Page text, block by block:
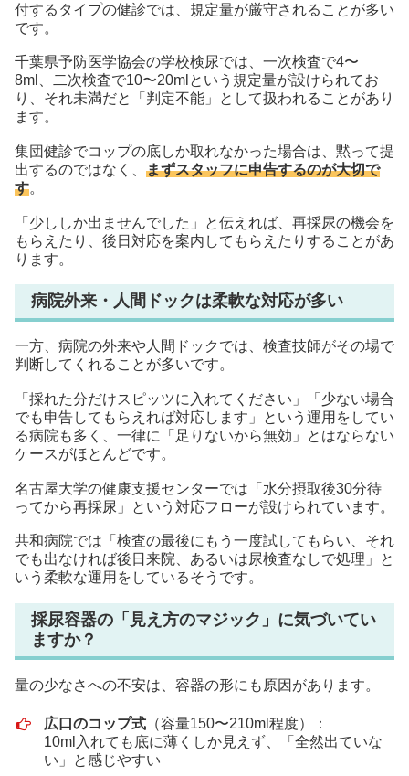
付するタイプの健診では、規定量が厳守されることが多い
です。
千葉県予防医学協会の学校検尿では、一次検査で4〜
8ml、二次検査で10〜20mlという規定量が設けられてお
り、それ未満だと「判定不能」として扱われることがあり
ます。
集団健診でコップの底しか取れなかった場合は、黙って提
出するのではなく、 まずスタッフに申告するのが大切で
す。
「少ししか出ませんでした」と伝えれば、再採尿の機会を
もらえたり、後日対応を案内してもらえたりすることがあ
ります。
病院外来・人間ドックは柔軟な対応が多い
一方、病院の外来や人間ドックでは、検査技師がその場で
判断してくれることが多いです。
「採れた分だけスピッツに入れてください」「少ない場合
でも申告してもらえれば対応します」という運用をしてい
る病院も多く、一律に「足りないから無効」とはならない
ケースがほとんどです。
名古屋大学の健康支援センターでは「水分摂取後30分待
ってから再採尿」という対応フローが設けられています。
共和病院では「検査の最後にもう一度試してもらい、それ
でも出なければ後日来院、あるいは尿検査なしで処理」と
いう柔軟な運用をしているそうです。
採尿容器の「見え方のマジック」に気づいてい
ますか？
量の少なさへの不安は、容器の形にも原因があります。
広口のコップ式 （容量150〜210ml程度）：
10ml入れても底に薄くしか見えず、「全然出ていな
い」と感じやすい